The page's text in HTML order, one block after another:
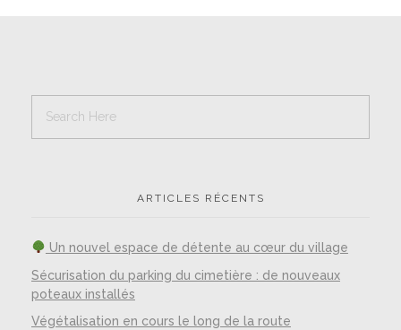
ARTICLES RÉCENTS
Un nouvel espace de détente au cœur du village
Sécurisation du parking du cimetière : de nouveaux
poteaux installés
Végétalisation en cours le long de la route